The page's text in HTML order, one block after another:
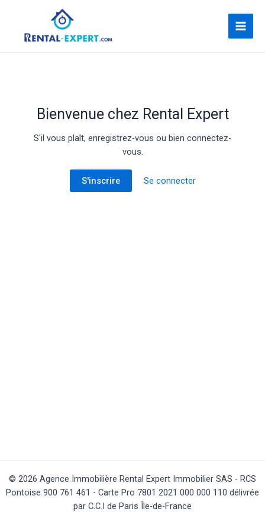
Bienvenue chez Rental Expert
S'il vous plaît, enregistrez-vous ou bien connectez-
vous.
S'inscrire Se connecter
© 2026 Agence Immobilière Rental Expert Immobilier SAS - RCS
Pontoise 900 761 461 - Carte Pro 7801 2021 000 000 110 délivrée
par C.C.I de Paris Île-de-France